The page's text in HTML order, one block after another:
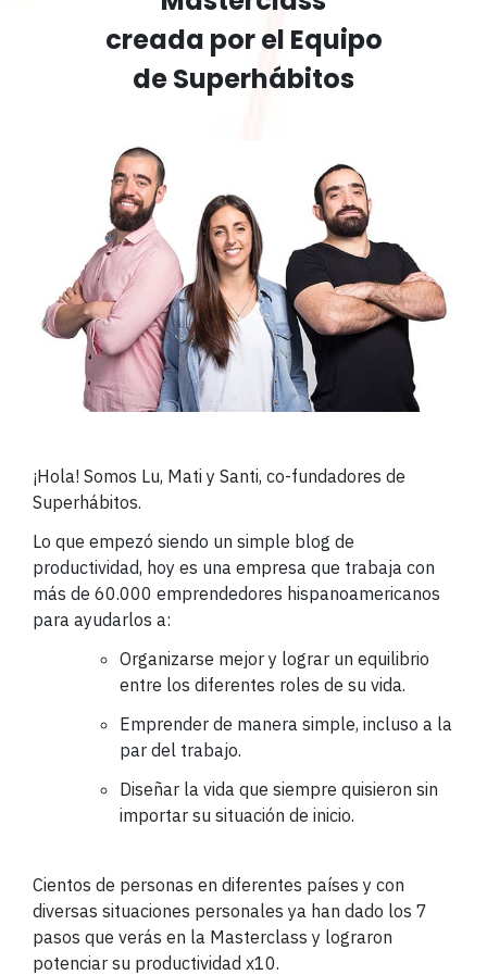
creada por el Equipo
de Superhábitos
¡Hola! Somos Lu, Mati y Santi, co-fundadores de
Superhábitos.
Lo que empezó siendo un simple blog de
productividad, hoy es una empresa que trabaja con
más de 60.000 emprendedores hispanoamericanos
para ayudarlos a:
Organizarse mejor y lograr un equilibrio
entre los diferentes roles de su vida.
Emprender de manera simple, incluso a la
par del trabajo.
Diseñar la vida que siempre quisieron sin
importar su situación de inicio.
Cientos de personas en diferentes países y con
diversas situaciones personales ya han dado los 7
pasos que verás en la Masterclass y lograron
potenciar su productividad x10.